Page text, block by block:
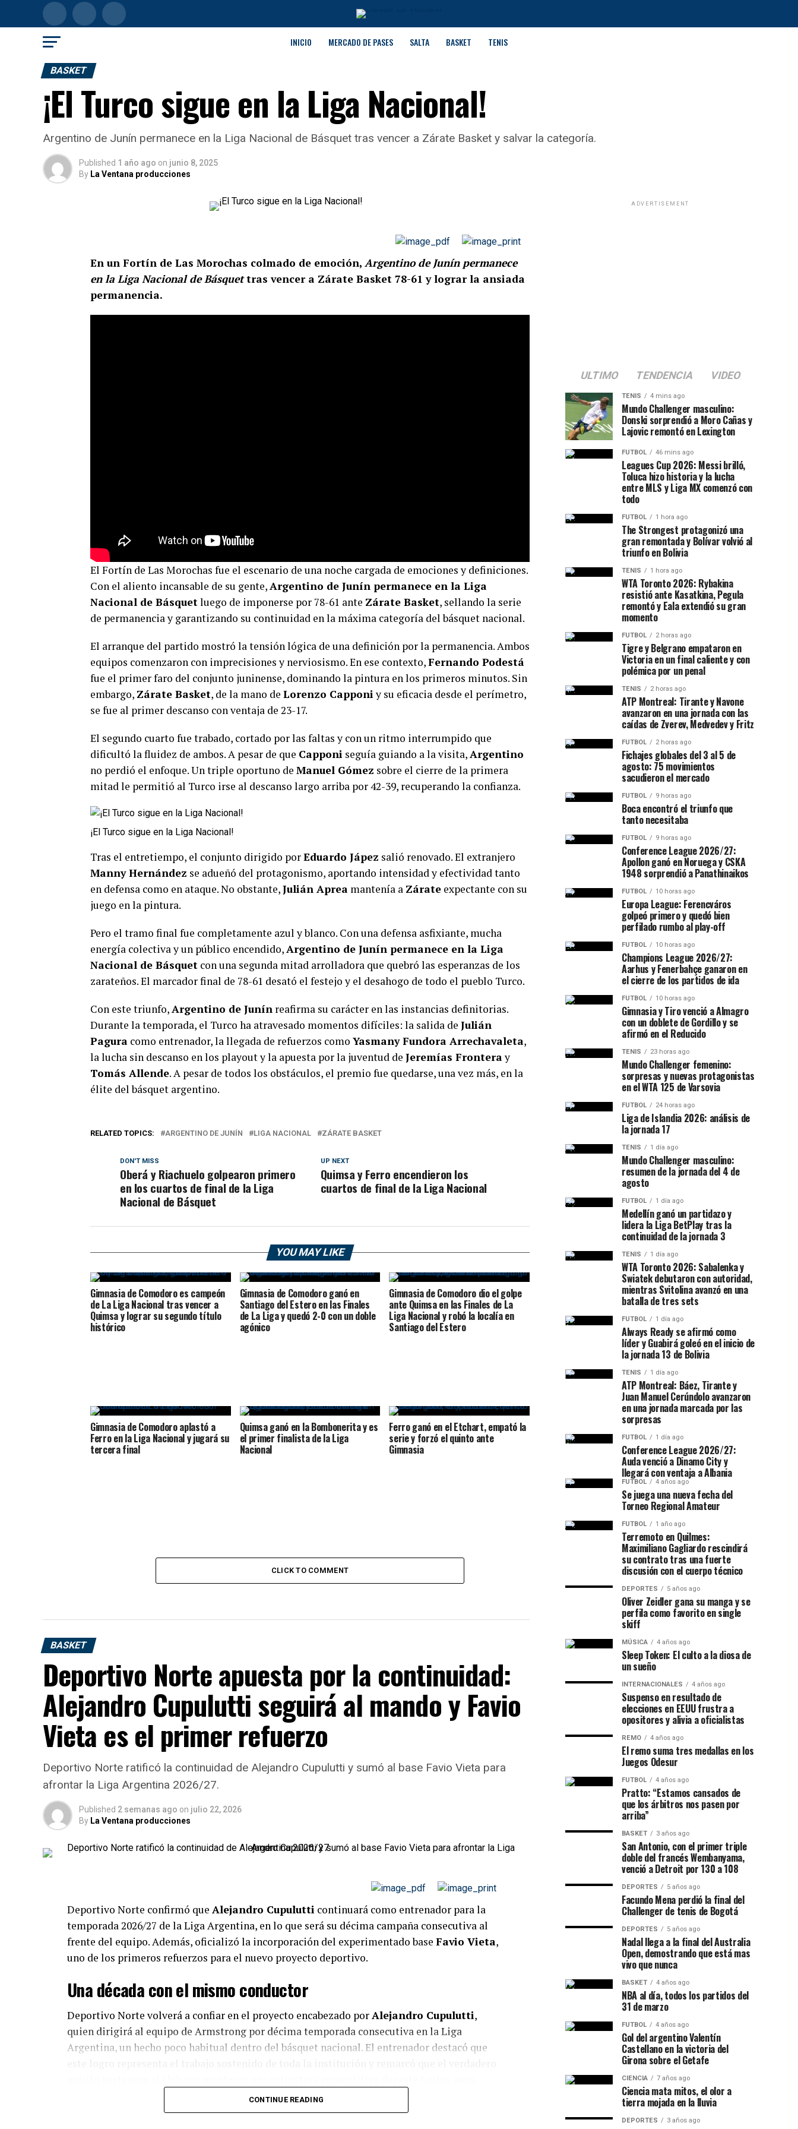
INICIO MERCADO DE PASES SALTA BASKET TENIS
BASKET
¡El Turco sigue en la Liga Nacional!
Argentino de Junín permanece en la Liga Nacional de Básquet tras vencer a Zárate Basket y salvar la categoría.
Published 1 año ago on junio 8, 2025
By La Ventana producciones
En un Fortín de Las Morochas colmado de emoción, Argentino de Junín permanece
en la Liga Nacional de Básquettras vencer a Zárate Basket 78-61 y lograr la ansiada
permanencia.
El Fortín de Las Morochas fue el escenario de una noche cargada de emociones y definiciones.
Con el aliento incansable de su gente,Argentino de Junín permanece en la Liga
Nacional de Básquetluego de imponerse por 78-61 ante Zárate Basket, sellando la serie
de permanencia y garantizando su continuidad en la máxima categoría del básquet nacional.
El arranque del partido mostró la tensión lógica de una definición por la permanencia. Ambos
equipos comenzaron con imprecisiones y nerviosismo. En ese contexto,Fernando Podestá
fue el primer faro del conjunto juninense, dominando la pintura en los primeros minutos. Sin
embargo, Zárate Basket, de la mano de Lorenzo Capponiy su eficacia desde el perímetro,
se fue al primer descanso con ventaja de 23-17.
El segundo cuarto fue trabado, cortado por las faltas y con un ritmo interrumpido que
dificultó la fluidez de ambos. A pesar de que Capponi seguía guiando a la visita,Argentino
no perdió el enfoque. Un triple oportuno de Manuel Gómez sobre el cierre de la primera
mitad le permitió al Turco irse al descanso largo arriba por 42-39, recuperando la confianza.
¡El Turco sigue en la Liga Nacional!
Tras el entretiempo, el conjunto dirigido porEduardo Jápez salió renovado. El extranjero
Manny Hernández se adueñó del protagonismo, aportando intensidad y efectividad tanto
en defensa como en ataque. No obstante,Julián Aprea mantenía a Zárate expectante con su
juego en la pintura.
Pero el tramo final fue completamente azul y blanco. Con una defensa asfixiante, mucha
energía colectiva y un público encendido,Argentino de Junín permanece en la Liga
Nacional de Básquet con una segunda mitad arrolladora que quebró las esperanzas de los
zarateños. El marcador final de 78-61 desató el festejo y el desahogo de todo el pueblo Turco.
Con este triunfo,Argentino de Junín reafirma su carácter en las instancias definitorias.
Durante la temporada, el Turco ha atravesado momentos difíciles: la salida de Julián
Pagura como entrenador, la llegada de refuerzos como Yasmany Fundora Arrechavaleta,
la lucha sin descanso en los playout y la apuesta por la juventud de Jeremías Fronteray
Tomás Allende. A pesar de todos los obstáculos, el premio fue quedarse, una vez más, en la
élite del básquet argentino.
RELATED TOPICS: ARGENTINO DE JUNÍN LIGA NACIONAL ZÁRATE BASKET
UP NEXT
Quimsa y Ferro encendieron los
cuartos de final de la Liga Nacional
DON'T MISS
Oberá y Riachuelo golpearon primero
en los cuartos de final de la Liga
Nacional de Básquet
YOU MAY LIKE
Gimnasia de Comodoro es campeón
de La Liga Nacional tras vencer a
Quimsa y lograr su segundo título
histórico
Gimnasia de Comodoro ganó en
Santiago del Estero en las Finales
de La Liga y quedó 2-0 con un doble
agónico
Gimnasia de Comodoro dio el golpe
ante Quimsa en las Finales de La
Liga Nacional y robó la localía en
Santiago del Estero
Gimnasia de Comodoro aplastó a
Ferro en la Liga Nacional y jugará su
tercera final
Quimsa ganó en la Bombonerita y es
el primer finalista de la Liga
Nacional
Ferro ganó en el Etchart, empató la
serie y forzó el quinto ante
Gimnasia
CLICK TO COMMENT
BASKET
Deportivo Norte apuesta por la continuidad:
Alejandro Cupulutti seguirá al mando y Favio
Vieta es el primer refuerzo
Deportivo Norte ratificó la continuidad de Alejandro Cupulutti y sumó al base Favio Vieta para
afrontar la Liga Argentina 2026/27.
Published 2 semanas ago on julio 22, 2026
By La Ventana producciones
Deportivo Norte confirmó que Alejandro Cupulutti continuará como entrenador para la
temporada 2026/27 de la Liga Argentina, en lo que será su décima campaña consecutiva al
frente del equipo. Además, oficializó la incorporación del experimentado base Favio Vieta,
uno de los primeros refuerzos para el nuevo proyecto deportivo.
Una década con el mismo conductor
Deportivo Norte volverá a confiar en el proyecto encabezado porAlejandro Cupulutti,
quien dirigirá al equipo de Armstrong por décima temporada consecutiva en la Liga
Argentina, un hecho poco habitual dentro del básquet nacional. El entrenador destacó que
CONTINUE READING
ADVERTISEMENT
ULTIMO TENDENCIA VIDEO
TENIS 4 mins ago
Mundo Challenger masculino:
Donski sorprendió a Moro Cañas y
Lajovic remontó en Lexington
FUTBOL 46 mins ago
Leagues Cup 2026: Messi brilló,
Toluca hizo historia y la lucha
entre MLS y Liga MX comenzó con
todo
FUTBOL 1 hora ago
The Strongest protagonizó una
gran remontada y Bolívar volvió al
triunfo en Bolivia
TENIS 1 hora ago
WTA Toronto 2026: Rybakina
resistió ante Kasatkina, Pegula
remontó y Eala extendió su gran
momento
FUTBOL 2 horas ago
Tigre y Belgrano empataron en
Victoria en un final caliente y con
polémica por un penal
TENIS 2 horas ago
ATP Montreal: Tirante y Navone
avanzaron en una jornada con las
caídas de Zverev, Medvedev y Fritz
FUTBOL 2 horas ago
Fichajes globales del 3 al 5 de
agosto: 75 movimientos
sacudieron el mercado
FUTBOL 9 horas ago
Boca encontró el triunfo que
tanto necesitaba
FUTBOL 9 horas ago
Conference League 2026/27:
Apollon ganó en Noruega y CSKA
1948 sorprendió a Panathinaikos
FUTBOL 10 horas ago
Europa League: Ferencváros
golpeó primero y quedó bien
perfilado rumbo al play-off
FUTBOL 10 horas ago
Champions League 2026/27:
Aarhus y Fenerbahçe ganaron en
el cierre de los partidos de ida
FUTBOL 10 horas ago
Gimnasia y Tiro venció a Almagro
con un doblete de Gordillo y se
afirmó en el Reducido
TENIS 23 horas ago
Mundo Challenger femenino:
sorpresas y nuevas protagonistas
en el WTA 125 de Varsovia
FUTBOL 24 horas ago
Liga de Islandia 2026: análisis de
la jornada 17
TENIS 1 día ago
Mundo Challenger masculino:
resumen de la jornada del 4 de
agosto
FUTBOL 1 día ago
Medellín ganó un partidazo y
lidera la Liga BetPlay tras la
continuidad de la jornada 3
TENIS 1 día ago
WTA Toronto 2026: Sabalenka y
Swiatek debutaron con autoridad,
mientras Svitolina avanzó en una
batalla de tres sets
FUTBOL 1 día ago
Always Ready se afirmó como
líder y Guabirá goleó en el inicio de
la jornada 13 de Bolivia
TENIS 1 día ago
ATP Montreal: Báez, Tirante y
Juan Manuel Cerúndolo avanzaron
en una jornada marcada por las
sorpresas
FUTBOL 1 día ago
Conference League 2026/27:
Auda venció a Dinamo City y
llegará con ventaja a Albania
FUTBOL 4 años ago
Se juega una nueva fecha del
Torneo Regional Amateur
FUTBOL 1 año ago
Terremoto en Quilmes:
Maximiliano Gagliardo rescindirá
su contrato tras una fuerte
discusión con el cuerpo técnico
DEPORTES 5 años ago
Oliver Zeidler gana su manga y se
perfila como favorito en single
skiff
MÚSICA 4 años ago
Sleep Token: El culto a la diosa de
un sueño
INTERNACIONALES 4 años ago
Suspenso en resultado de
elecciones en EEUU frustra a
opositores y alivia a oficialistas
REMO 4 años ago
El remo suma tres medallas en los
Juegos Odesur
FUTBOL 4 años ago
Pratto: “Estamos cansados de
que los árbitros nos pasen por
arriba”
BASKET 3 años ago
San Antonio, con el primer triple
doble del francés Wembanyama,
venció a Detroit por 130 a 108
DEPORTES 5 años ago
Facundo Mena perdió la final del
Challenger de tenis de Bogotá
DEPORTES 5 años ago
Nadal llega a la final del Australia
Open, demostrando que está mas
vivo que nunca
BASKET 4 años ago
NBA al día, todos los partidos del
31 de marzo
FUTBOL 4 años ago
Gol del argentino Valentín
Castellano en la victoria del
Girona sobre el Getafe
CIENCIA 7 años ago
Ciencia mata mitos, el olor a
tierra mojada en la lluvia
DEPORTES 3 años ago